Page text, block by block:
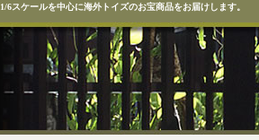
1/6スケールを中心に海外トイズのお宝商品をお届けします。